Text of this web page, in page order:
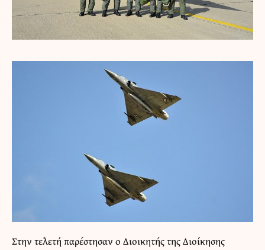
Στην τελετή παρέστησαν o Διοικητής της Διοίκησης